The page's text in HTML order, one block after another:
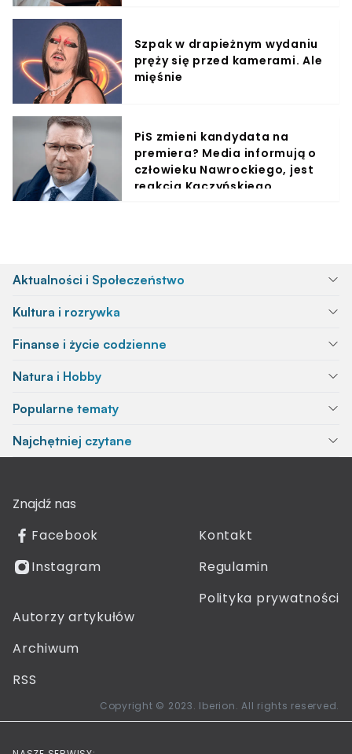
Szpak w drapieżnym wydaniu
pręży się przed kamerami. Ale
mięśnie
PiS zmieni kandydata na
premiera? Media informują o
człowieku Nawrockiego, jest
reakcja Kaczyńskiego
Aktualności i Społeczeństwo
Kultura i rozrywka
Finanse i życie codzienne
Natura i Hobby
Popularne tematy
Najchętniej czytane
Znajdź nas
Facebook
Instagram
Kontakt
Regulamin
Polityka prywatności
Autorzy artykułów
Archiwum
RSS
Copyright © 2023. Iberion. All rights reserved.